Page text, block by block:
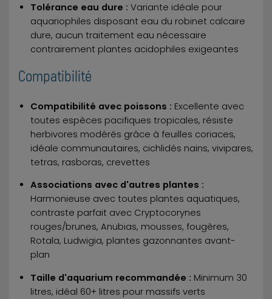
Tolérance eau dure : Variante idéale pour
aquariophiles disposant eau du robinet calcaire
dure, aucun traitement eau nécessaire
contrairement plantes acidophiles exigeantes
Compatibilité
Compatibilité avec poissons : Excellente avec
toutes espèces pacifiques tropicales, résiste
herbivores modérés grâce à feuilles coriaces,
idéale communautaires, cichlidés nains, vivipares,
tetras, rasboras, crevettes
Associations avec d'autres plantes :
Harmonieuse avec toutes plantes aquatiques,
contraste parfait avec Cryptocorynes
rouges/brunes, Anubias, mousses, fougères,
Rotala, Ludwigia, plantes gazonnantes avant-
plan
Taille d'aquarium recommandée : Minimum 30
litres, idéal 60+ litres pour massifs verts